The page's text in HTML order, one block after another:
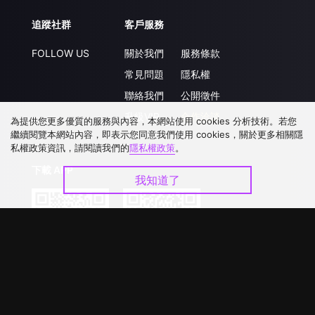
追蹤社群
FOLLOW US
客戶服務
關於我們
常見問題
聯絡我們
升級VIP
服務條款
隱私權
公開徵件
合作洽談
下載 APP
為提供您更多優質的服務與內容，本網站使用 cookies 分析技術。若您
繼續閱覽本網站內容，即表示您同意我們使用 cookies，關於更多相關隱
私權政策資訊，請閱讀我們的隱私權政策。
我知道了